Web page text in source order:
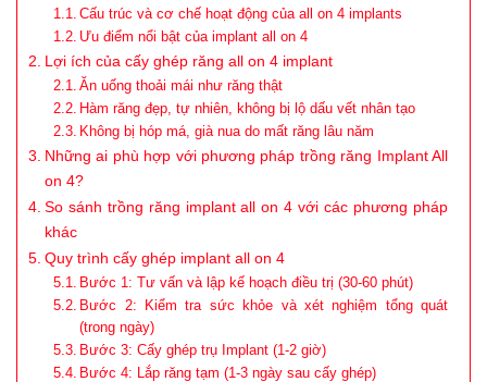
Cấu trúc và cơ chế hoạt động của all on 4 implants
Ưu điểm nổi bật của implant all on 4
Lợi ích của cấy ghép răng all on 4 implant
Ăn uống thoải mái như răng thật
Hàm răng đẹp, tự nhiên, không bị lộ dấu vết nhân tạo
Không bị hóp má, già nua do mất răng lâu năm
Những ai phù hợp với phương pháp trồng răng Implant All
on 4?
So sánh trồng răng implant all on 4 với các phương pháp
khác
Quy trình cấy ghép implant all on 4
Bước 1: Tư vấn và lập kế hoạch điều trị (30-60 phút)
Bước 2: Kiểm tra sức khỏe và xét nghiệm tổng quát
(trong ngày)
Bước 3: Cấy ghép trụ Implant (1-2 giờ)
Bước 4: Lắp răng tạm (1-3 ngày sau cấy ghép)